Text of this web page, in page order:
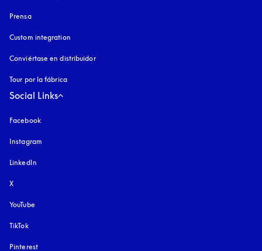
Prensa
Custom integration
Conviértase en distribuidor
Tour por la fábrica
Social Links
Facebook
Instagram
LinkedIn
X
YouTube
TikTok
Pinterest